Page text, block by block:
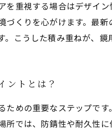
重視する場合はデザイ
くりを心がけます。最
こうした積み重ねが、鏡
ントとは？
めの重要なステップで
では、防錆性や耐久性